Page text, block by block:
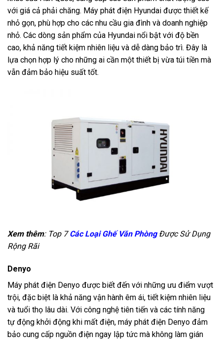
với giá cả phải chăng. Máy phát điện Hyundai được thiết kế
nhỏ gọn, phù hợp cho các nhu cầu gia đình và doanh nghiệp
nhỏ. Các dòng sản phẩm của Hyundai nổi bật với độ bền
cao, khả năng tiết kiệm nhiên liệu và dễ dàng bảo trì. Đây là
lựa chọn hợp lý cho những ai cần một thiết bị vừa túi tiền mà
vẫn đảm bảo hiệu suất tốt.
Xem thêm: Top 7Các Loại Ghế Văn PhòngĐược Sử Dụng
Rộng Rãi
Denyo
Máy phát điện Denyo được biết đến với những ưu điểm vượt
trội, đặc biệt là khả năng vận hành êm ái, tiết kiệm nhiên liệu
và tuổi thọ lâu dài. Với công nghệ tiên tiến và các tính năng
tự động khởi động khi mất điện, máy phát điện Denyo đảm
bảo cung cấp nguồn điện ngay lập tức mà không làm gián